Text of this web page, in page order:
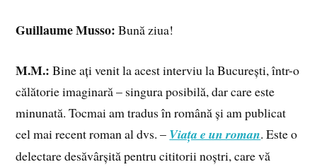
Guillaume Musso:Bună ziua!
M.M.:Bine ați venit la acest interviu la București, într-o
călătorie imaginară – singura posibilă, dar care este
minunată. Tocmai am tradus în română și am publicat
cel mai recent roman al dvs. – Viața e un roman. Este o
delectare desăvârșită pentru cititorii noștri, care vă